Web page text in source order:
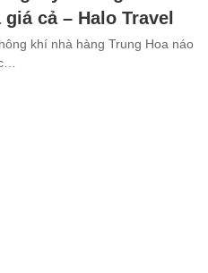
cả – Halo Travel
khí nhà hàng Trung Hoa náo